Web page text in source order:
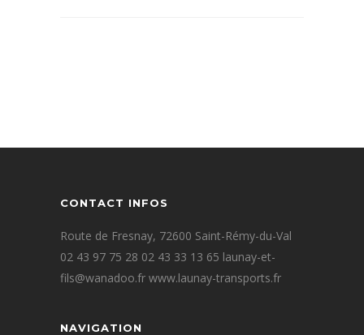
CONTACT INFOS
Route de Fresnay, 72600 Saint-Rémy-du-Val
02 43 97 75 28 02 43 33 13 65 launay-et-
fils@wanadoo.fr www.launay-transports.fr
NAVIGATION